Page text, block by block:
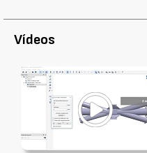
Vídeos